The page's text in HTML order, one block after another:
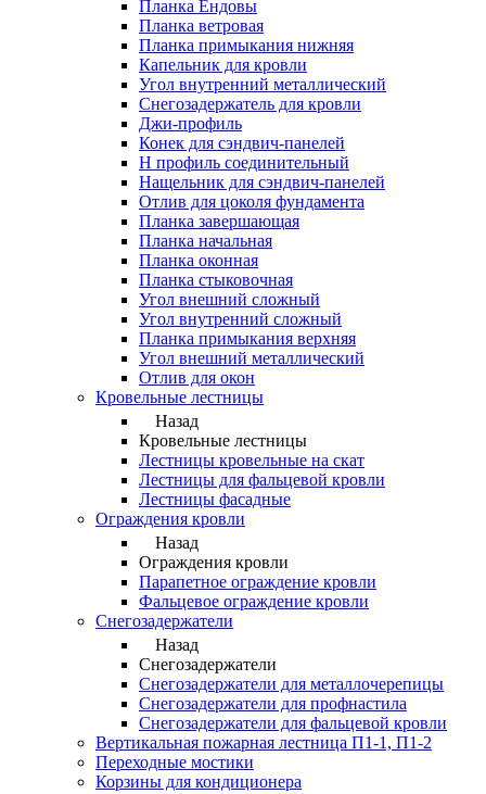
Планка Ендовы
Планка ветровая
Планка примыкания нижняя
Капельник для кровли
Угол внутренний металлический
Снегозадержатель для кровли
Джи-профиль
Конек для сэндвич-панелей
Н профиль соединительный
Нащельник для сэндвич-панелей
Отлив для цоколя фундамента
Планка завершающая
Планка начальная
Планка оконная
Планка стыковочная
Угол внешний сложный
Угол внутренний сложный
Планка примыкания верхняя
Угол внешний металлический
Отлив для окон
Кровельные лестницы
Назад
Кровельные лестницы
Лестницы кровельные на скат
Лестницы для фальцевой кровли
Лестницы фасадные
Ограждения кровли
Назад
Ограждения кровли
Парапетное ограждение кровли
Фальцевое ограждение кровли
Снегозадержатели
Назад
Снегозадержатели
Снегозадержатели для металлочерепицы
Снегозадержатели для профнастила
Снегозадержатели для фальцевой кровли
Вертикальная пожарная лестница П1-1, П1-2
Переходные мостики
Корзины для кондиционера